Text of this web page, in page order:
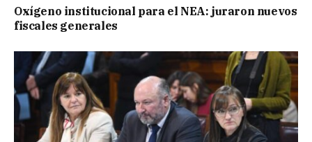
Oxígeno institucional para el NEA: juraron nuevos
fiscales generales